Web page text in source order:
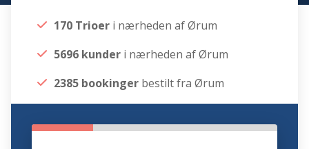
170 Trioer i nærheden af Ørum
5696 kunder i nærheden af Ørum
2385 bookinger bestilt fra Ørum